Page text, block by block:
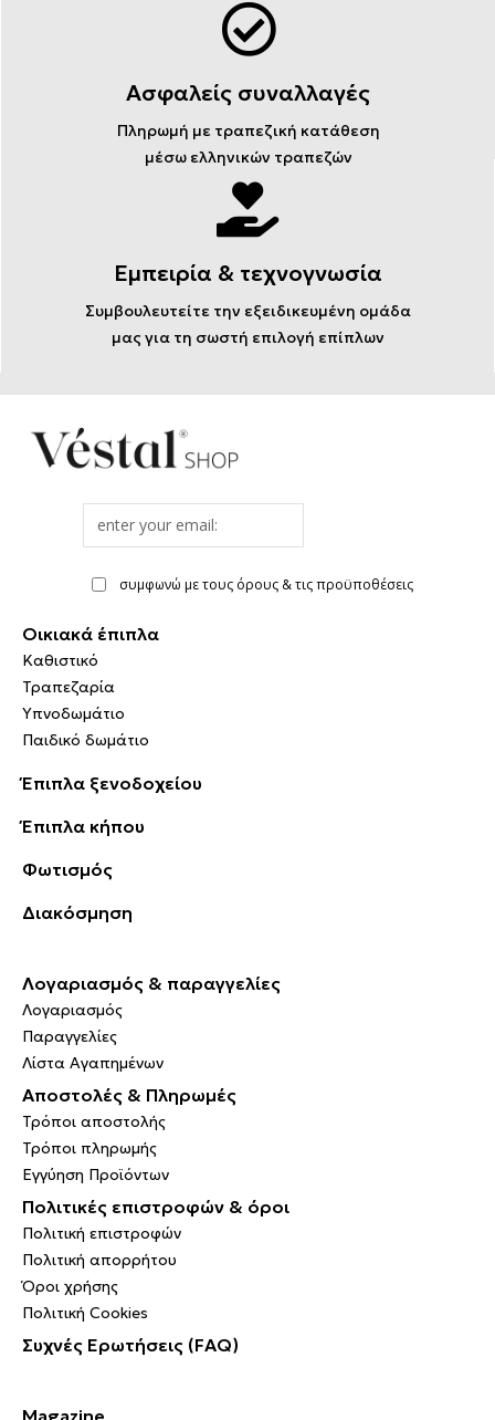
Ασφαλείς συναλλαγές
Πληρωμή με τραπεζική κατάθεση
μέσω ελληνικών τραπεζών
Εμπειρία & τεχνογνωσία
Συμβουλευτείτε την εξειδικευμένη ομάδα
μας για τη σωστή επιλογή επίπλων
συμφωνώ με τους όρους & τις προϋποθέσεις
Οικιακά έπιπλα
Καθιστικό
Τραπεζαρία
Υπνοδωμάτιο
Παιδικό δωμάτιο
Έπιπλα ξενοδοχείου
Έπιπλα κήπου
Φωτισμός
Διακόσμηση
Λογαριασμός & παραγγελίες
Λογαριασμός
Παραγγελίες
Λίστα Αγαπημένων
Αποστολές & Πληρωμές
Τρόποι αποστολής
Τρόποι πληρωμής
Εγγύηση Προϊόντων
Πολιτικές επιστροφών & όροι
Πολιτική επιστροφών
Πολιτική απορρήτου
Όροι χρήσης
Πολιτική Cookies
Συχνές Ερωτήσεις (FAQ)
Magazine